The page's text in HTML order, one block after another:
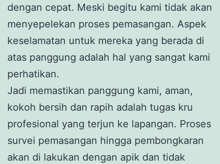
dengan cepat. Meski begitu kami tidak akan
menyepelekan proses pemasangan. Aspek
keselamatan untuk mereka yang berada di
atas panggung adalah hal yang sangat kami
perhatikan.
Jadi memastikan panggung kami, aman,
kokoh bersih dan rapih adalah tugas kru
profesional yang terjun ke lapangan. Proses
survei pemasangan hingga pembongkaran
akan di lakukan dengan apik dan tidak